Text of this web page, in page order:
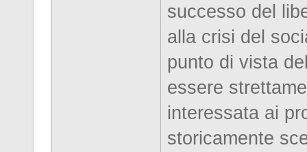
successo del
alla crisi del
punto di vista
essere
interessata ai
storicamente